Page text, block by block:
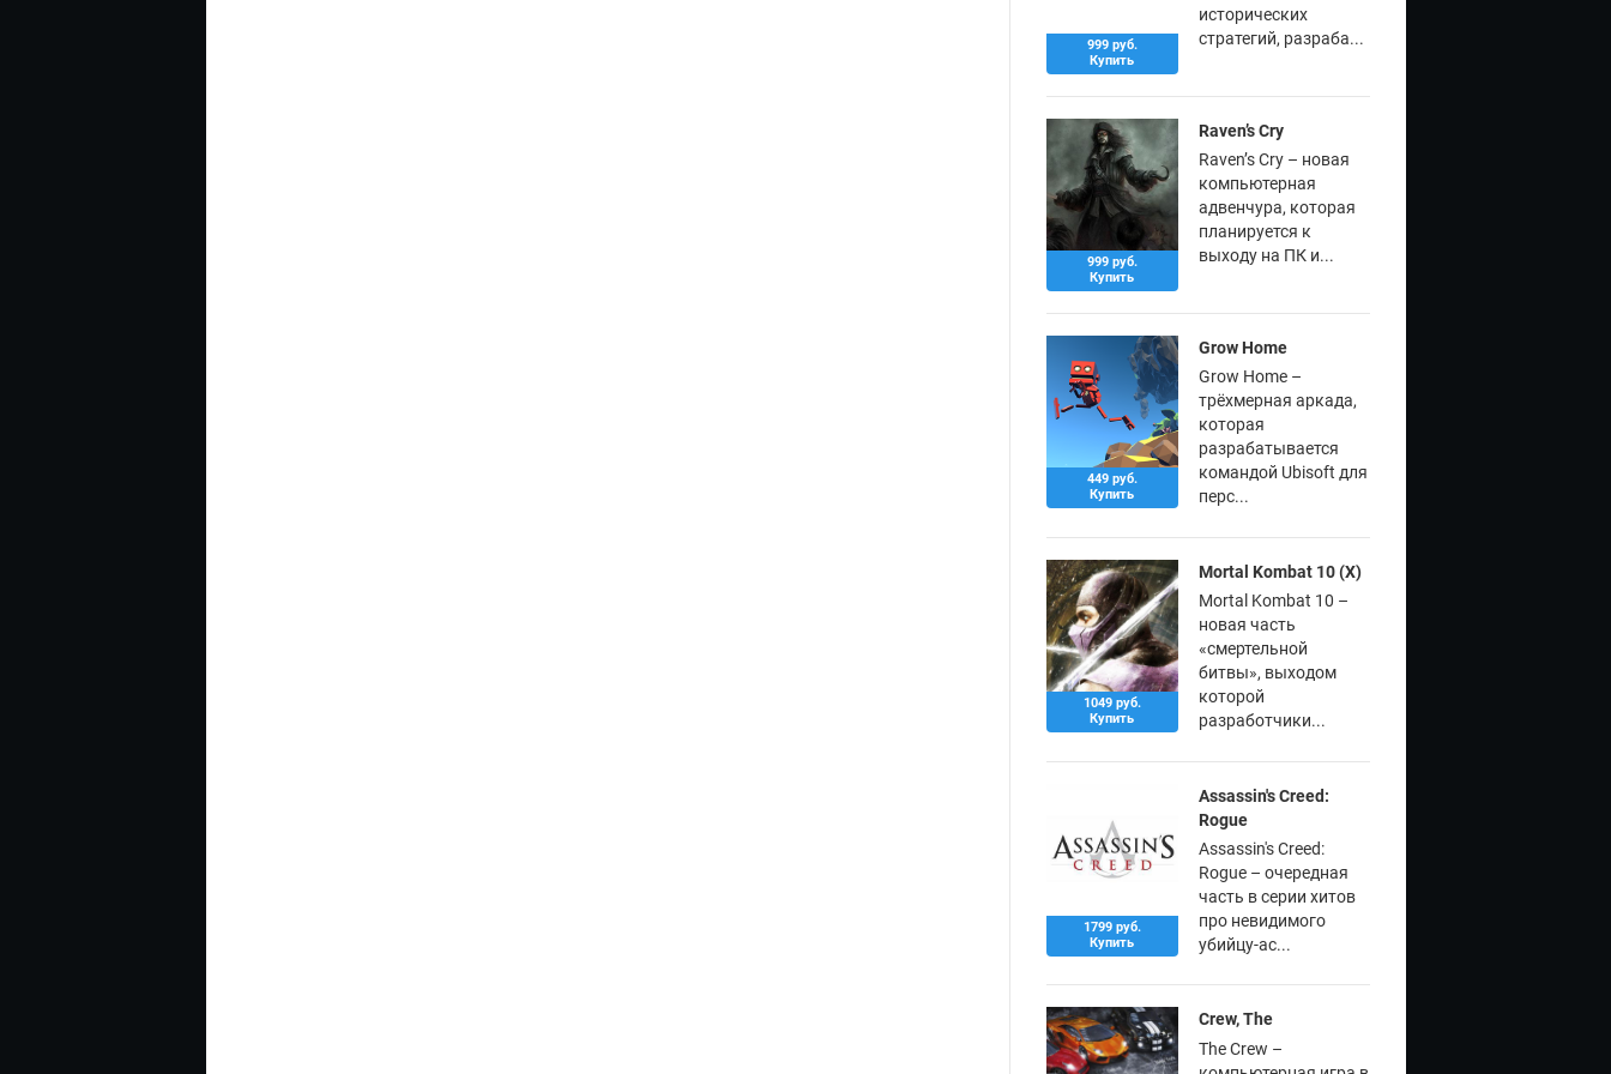
999 руб.
Купить
исторических
стратегий, разраба...
999 руб.
Купить
Raven’s Cry
Raven’s Cry – новая
компьютерная
адвенчура, которая
планируется к
выходу на ПК и...
449 руб.
Купить
Grow Home
Grow Home –
трёхмерная аркада,
которая
разрабатывается
командой Ubisoft для
перс...
1049 руб.
Купить
Mortal Kombat 10 (X)
Mortal Kombat 10 –
новая часть
«смертельной
битвы», выходом
которой
разработчики...
1799 руб.
Купить
Assassin's Creed:
Rogue
Assassin's Creed:
Rogue – очередная
часть в серии хитов
про невидимого
убийцу-ас...
Crew, The
The Crew –